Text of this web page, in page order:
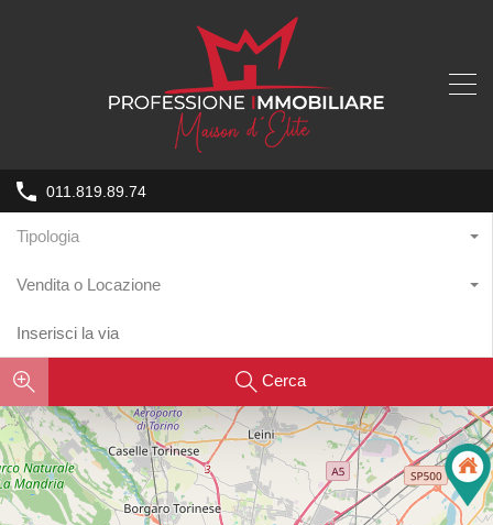
011.819.89.74
Tipologia
Vendita o Locazione
Cerca